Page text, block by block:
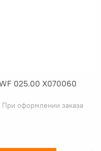
025.00 X070060
оформлении заказа